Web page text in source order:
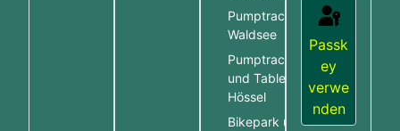
Pumptrack Bad
Waldsee
Pumptrack Hössel
und Table Line
Hössel
Bikepark und
Passk
ey
verwe
nden